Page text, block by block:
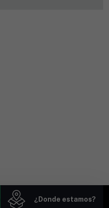
¿Donde estamos?